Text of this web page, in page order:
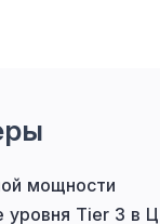
мощности
уровня Tier 3 в